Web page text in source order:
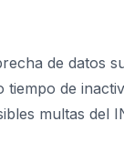
de datos
tiempo de
multas del